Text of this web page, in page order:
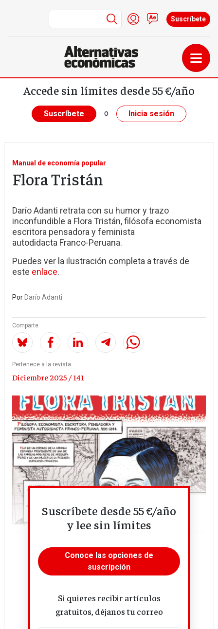
Pasar al contenido principal
Menú de cuenta de
Iniciar sesión
Contacto
Suscríbete
Accede sin límites desde 55 €/año
Suscríbete o Inicia sesión
Manual de economía popular
Flora Tristán
Darío Adanti retrata con su humor y trazo
inconfundible a Flora Tristán, filósofa economista
escritora pensadora y feminista
autodidacta Franco-Peruana.
Puedes ver la ilustración completa a través de
este enlace.
Por Darío Adanti
Comparte
Pertenece a la revista
Diciembre 2025 / 141
Suscríbete desde 55 €/año
y lee sin límites
Conoce las opciones de
suscripción
Si quieres recibir artículos
gratuitos, déjanos tu correo